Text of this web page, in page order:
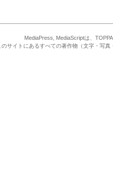
MediaPress, MediaScriptは、
のサイトにあるすべての著作物（文字・写真